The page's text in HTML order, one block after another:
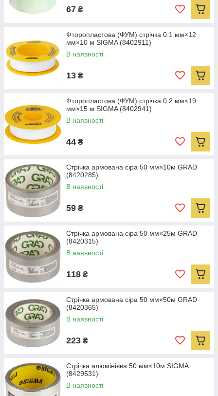
67 ₴
Фторопластова (ФУМ) стрічка 0.1 мм×12
мм×10 м SIGMA (8402911)
В наявності
13 ₴
Фторопластова (ФУМ) стрічка 0.2 мм×19
мм×15 м SIGMA (8402941)
В наявності
44 ₴
Стрічка армована сіра 50 мм×10м GRAD
(8420285)
В наявності
59 ₴
Стрічка армована сіра 50 мм×25м GRAD
(8420315)
В наявності
118 ₴
Стрічка армована сіра 50 мм×50м GRAD
(8420365)
В наявності
223 ₴
Стрічка алюмінієва 50 мм×10м SIGMA
(8429531)
В наявності